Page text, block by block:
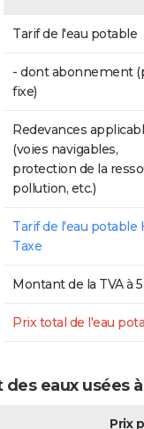
Tarif de l'eau potable
- dont abonnement
fixe)
Redevances
(voies navigables,
protection de la
pollution, etc.)
Tarif de l'eau potable
Taxe
Montant de la TVA à
Prix total de l'eau
eaux usées
Prix